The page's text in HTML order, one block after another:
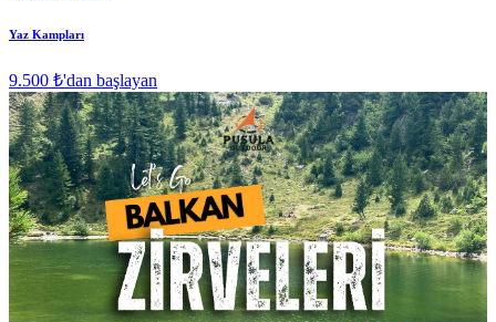
Yaz Kampları
9.500 ₺'dan başlayan